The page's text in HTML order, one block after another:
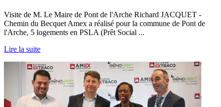
Visite de M. Le Maire de Pont de l'Arche Richard JACQUET -
Chemin du Becquet Amex a réalisé pour la commune de Pont de
l'Arche, 5 logements en PSLA (Prêt Social ...
Lire la suite